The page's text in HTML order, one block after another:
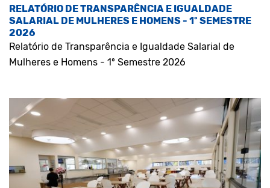
RELATÓRIO DE TRANSPARÊNCIA E IGUALDADE
SALARIAL DE MULHERES E HOMENS - 1º SEMESTRE
2026
Relatório de Transparência e Igualdade Salarial de
Mulheres e Homens - 1º Semestre 2026